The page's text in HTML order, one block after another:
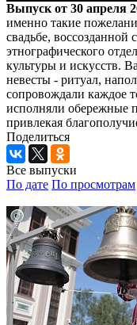
Выпуск от 30 апреля
именно такие
свадьбе, воссозданной
этнографического
культуры и искусств.
невесты - ритуал,
сопровождали каждое
исполняли обережные
привлекая
Поделиться
Все выпуски
По дате По просмотрам